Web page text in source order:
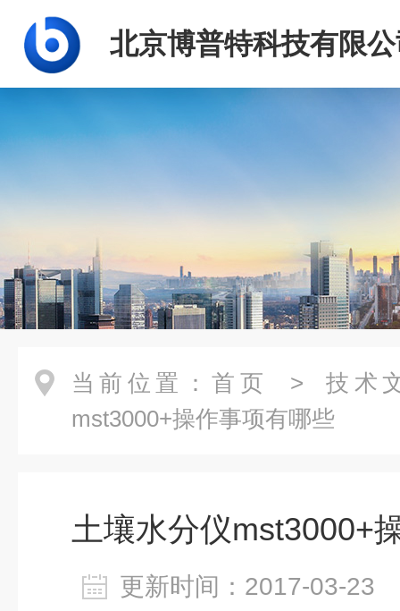
北京博普特科技有限
当前位置： 首页 > 技术
mst3000+操作事项有哪些
土壤水分仪mst3000+
更新时间：2017-03-